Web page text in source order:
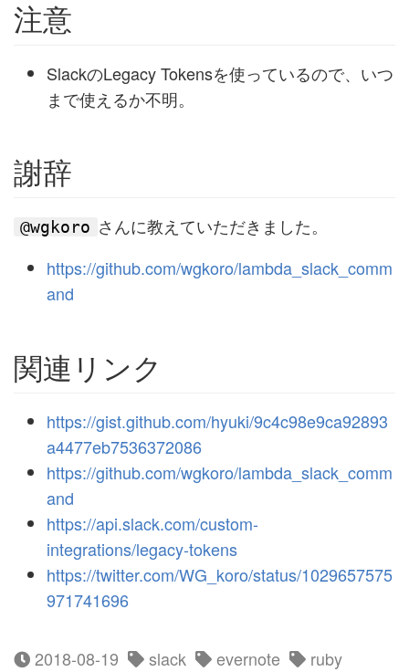
注意
SlackのLegacy Tokensを使っているので、いつ
まで使えるか不明。
謝辞
@wgkoro さんに教えていただきました。
https://github.com/wgkoro/lambda_slack_comm
and
関連リンク
https://gist.github.com/hyuki/9c4c98e9ca92893
a4477eb7536372086
https://github.com/wgkoro/lambda_slack_comm
and
https://api.slack.com/custom-
integrations/legacy-tokens
https://twitter.com/WG_koro/status/1029657575
971741696
2018-08-19 slack evernote ruby